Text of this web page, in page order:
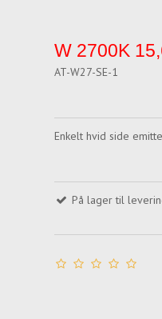
W 2700K
AT-W27-SE-1
Enkelt hvid side
På lager til